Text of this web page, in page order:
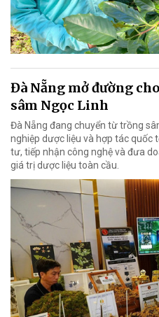
Đà Nẵng mở đường
sâm Ngọc Linh
Đà Nẵng đang chuyển từ trồng
nghiệp dược liệu và hợp tác quốc
tư, tiếp nhận công nghệ và đưa
giá trị dược liệu toàn cầu.